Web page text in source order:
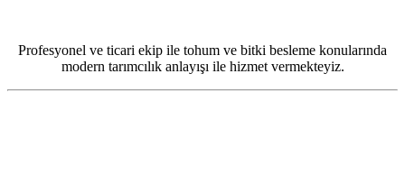
Profesyonel ve ticari ekip ile tohum ve bitki besleme konularında
modern tarımcılık anlayışı ile hizmet vermekteyiz.